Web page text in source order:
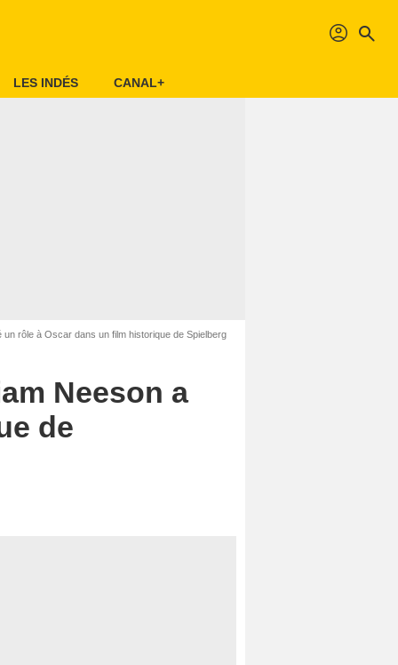
profil search
LES INDÉS CANAL+
rôle à Oscar dans un film historique de Spielberg
Neeson a
de